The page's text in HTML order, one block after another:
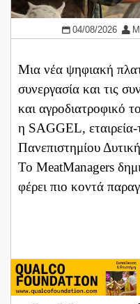
04/08/2026
Μια νέα ψηφιακή
συνεργασία και τις
και αγροδιατροφικό
η SAGGEL,
Πανεπιστημίου
Το MeatManagers
φέρει πιο κοντά